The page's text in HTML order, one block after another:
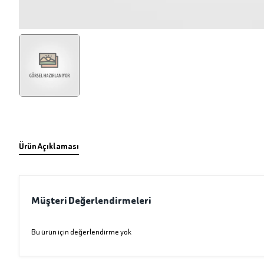
Ürün Açıklaması
Müşteri Değerlendirmeleri
Bu ürün için değerlendirme yok